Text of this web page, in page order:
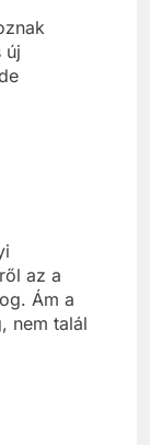
új
az a
Ám a
nem talál